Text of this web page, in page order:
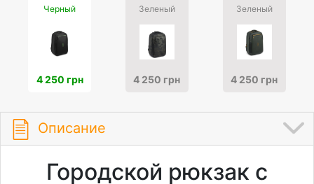
Черный
4 250 грн
Зеленый
4 250 грн
Зеленый
4 250 грн
Описание
Городской рюкзак с